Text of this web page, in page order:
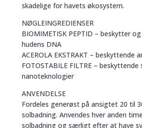
skadelige for havets økosystem.
NØGLEINGREDIENSER
BIOMIMETISK PEPTID – beskytter
hudens DNA
ACEROLA EKSTRAKT – beskyttende
FOTOSTABILE FILTRE –
nanoteknologier
ANVENDELSE
Fordeles generøst på ansigtet 20 til
solbadning. Anvendes hver anden
solbadning og særligt efter at have